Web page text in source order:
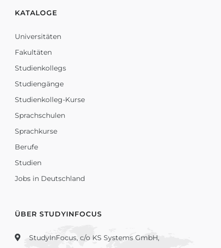
KATALOGE
Universitäten
Fakultäten
Studienkollegs
Studiengänge
Studienkolleg-Kurse
Sprachschulen
Sprachkurse
Berufe
Studien
Jobs in Deutschland
ÜBER STUDYINFOCUS
StudyInFocus, c/o KS Systems GmbH,